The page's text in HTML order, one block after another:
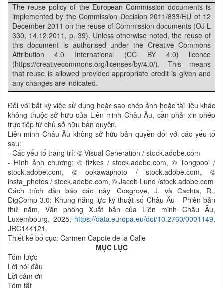
The reuse policy of the European Commission documents is
implemented by the Commission Decision 2011/833/EU of 12
December 2011 on the reuse of Commission documents (OJ L
330, 14.12.2011, p. 39). Unless otherwise noted, the reuse of
this document is authorised under the Creative Commons
Attribution 4.0 International (CC BY 4.0) licence
(https://creativecommons.org/licenses/by/4.0/). This means
that reuse is allowed provided appropriate credit is given and
any changes are indicated.
Đối với bất kỳ việc sử dụng hoặc sao chép ảnh hoặc tài liệu khác
không thuộc sở hữu của Liên minh Châu Âu, cần phải xin phép
trực tiếp từ chủ sở hữu bản quyền.
Liên minh Châu Âu không sở hữu bản quyền đối với các yếu tố
sau:
- Các yếu tố trang trí: © Visual Generation / stock.adobe.com
- Hình ảnh chương: © fizkes / stock.adobe.com, © Tongpool /
stock.adobe.com, © ookawaphoto / stock.adobe.com, ©
insta_photos / stock.adobe.com, © Jacob Lund /stock.adobe.com
Cách trích dẫn báo cáo này: Cosgrove, J. và Cachia, R.,
DigComp 3.0: Khung năng lực kỹ thuật số Châu Âu - Phiên bản
thứ năm, Văn phòng Xuất bản của Liên minh Châu Âu,
Luxembourg, 2025, https://data.europa.eu/doi/10.2760/0001149,
JRC144121.
Thiết kế bố cục: Carmen Capote de la Calle
MỤC LỤC
Tóm lược
Lời nói đầu
Lời cảm ơn
Tóm tắt